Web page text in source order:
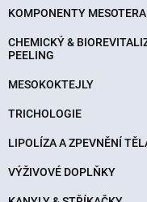
KOMPONENTY
CHEMICKÝ &
PEELING
MESOKOKTEJLY
TRICHOLOGIE
LIPOLÍZA A ZPEVNĚNÍ
VÝŽIVOVÉ DOPLŇKY